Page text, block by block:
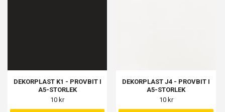
DEKORPLAST K1 - PROVBIT I
A5-STORLEK
10 kr
DEKORPLAST J4 - PROVBIT I
A5-STORLEK
10 kr